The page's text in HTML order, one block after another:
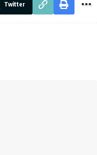
Twitter